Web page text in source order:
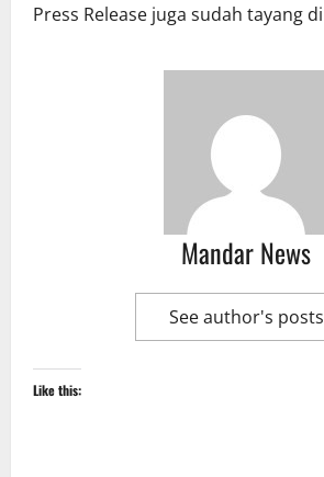
Press Release juga sudah tayang di
Mandar News
See author's posts
Like this: